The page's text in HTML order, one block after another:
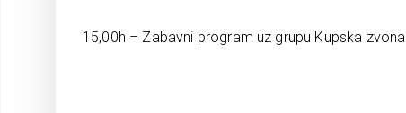
15,00h – Zabavni program uz grupu Kupska zvona